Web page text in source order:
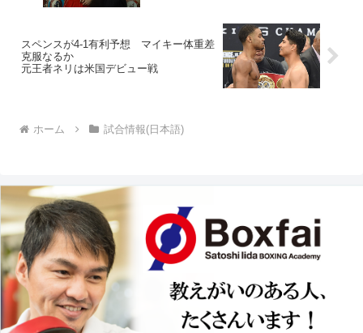
スペンスが4-1有利予想 マイキー体重差
克服なるか
元王者ネリは米国デビュー戦
ホーム 試合情報(日本語)